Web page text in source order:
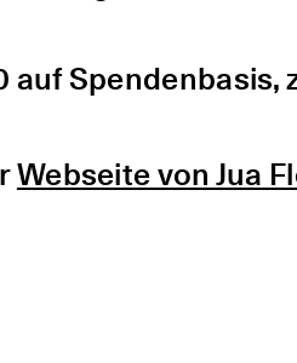
auf
Webseite von Jua